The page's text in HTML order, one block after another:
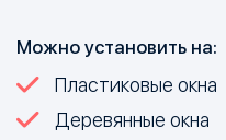
Можно установить на:
Пластиковые окна
Деревянные окна